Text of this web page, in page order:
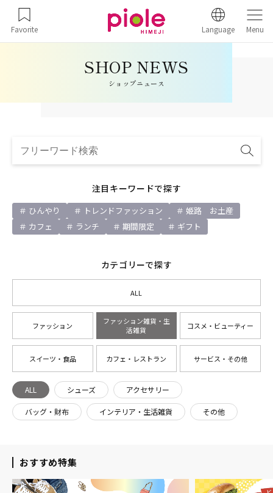
Favorite Language Menu
ショップニュース
注目キーワードで探す
ひんやり トレンドファッション
姫路 お土産
カフェ
ランチ 期間限定 ギフト
カテゴリーで探す
ALL
ファッション
ファッション雑貨・生
活雑貨
コスメ・ビューティー
スイーツ・食品 カフェ・レストラン サービス・その他
ALL シューズ アクセサリー
バッグ・財布 インテリア・生活雑貨 その他
おすすめ特集